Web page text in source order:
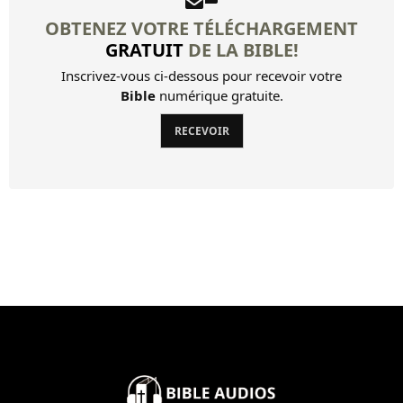
Livre d'Hénoch
OBTENEZ VOTRE TÉLÉCHARGEMENT
GRATUITDE LA BIBLE!
Inscrivez-vous ci-dessous pour recevoir votre
Biblenumérique gratuite.
RECEVOIR